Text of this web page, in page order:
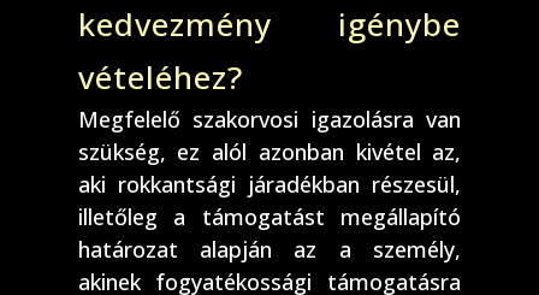
kedvezmény igénybe
vételéhez?
Megfelelő szakorvosi igazolásra van
szükség, ez alól azonban kivétel az,
aki rokkantsági járadékban részesül,
illetőleg a támogatást megállapító
határozat alapján az a személy,
akinek fogyatékossági támogatásra